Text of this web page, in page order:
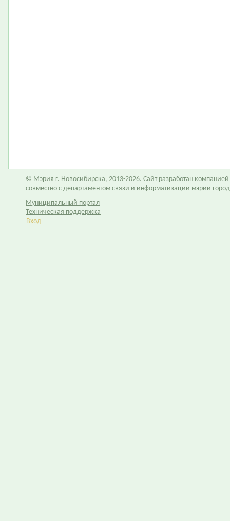
© Мэрия г. Новосибирска, 2013-2026. Сайт разработан компанией
совместно с департаментом связи и информатизации мэрии
Муниципальный портал
Техническая поддержка
Вход